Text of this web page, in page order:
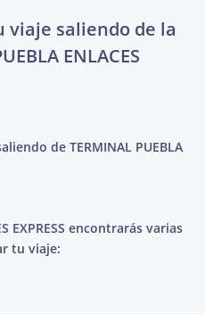
viaje saliendo de la
ENLACES
de TERMINAL PUEBLA
EXPRESS encontrarás varias
tu viaje: